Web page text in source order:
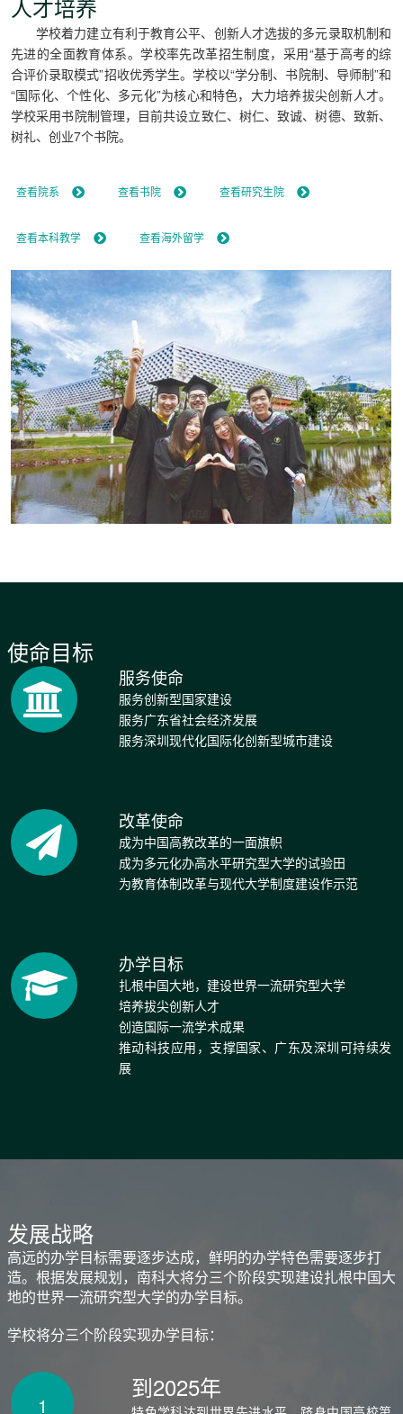
人才培养
学校着力建立有利于教育公平、创新人才选拔的多元录取机制和
先进的全面教育体系。学校率先改革招生制度，采用“基于高考的综
合评价录取模式”招收优秀学生。学校以“学分制、书院制、导师制”和
“国际化、个性化、多元化”为核心和特色，大力培养拔尖创新人才。
学校采用书院制管理，目前共设立致仁、树仁、致诚、树德、致新、
树礼、创业7个书院。
查看院系 查看书院 查看研究生院
查看本科教学 查看海外留学
使命目标
服务使命
服务创新型国家建设
服务广东省社会经济发展
服务深圳现代化国际化创新型城市建设
改革使命
成为中国高教改革的一面旗帜
成为多元化办高水平研究型大学的试验田
为教育体制改革与现代大学制度建设作示范
办学目标
扎根中国大地，建设世界一流研究型大学
培养拔尖创新人才
创造国际一流学术成果
推动科技应用，支撑国家、广东及深圳可持续发
展
发展战略
高远的办学目标需要逐步达成，鲜明的办学特色需要逐步打
造。根据发展规划，南科大将分三个阶段实现建设扎根中国大
地的世界一流研究型大学的办学目标。
学校将分三个阶段实现办学目标：
1
到2025年